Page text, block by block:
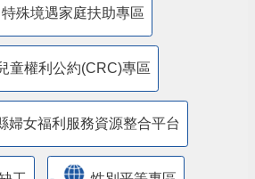
特殊境遇家庭扶助專區
童權利公約(CRC)專區
婦女福利服務資源整合平台